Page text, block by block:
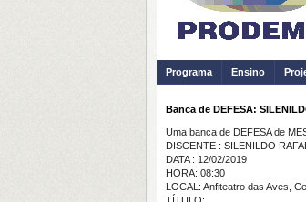
Programa
Ensino
Banca de DEFESA:
Uma banca de DEFESA de
DISCENTE : SILENILDO
DATA : 12/02/2019
HORA: 08:30
LOCAL: Anfiteatro das Aves,